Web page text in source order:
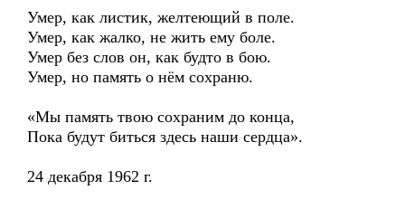
Умер, как листик, желтеющий в поле.
Умер, как жалко, не жить ему боле.
Умер без слов он, как будто в бою.
Умер, но память о нём сохраню.
«Мы память твою сохраним до конца,
Пока будут биться здесь наши сердца».
24 декабря 1962 г.